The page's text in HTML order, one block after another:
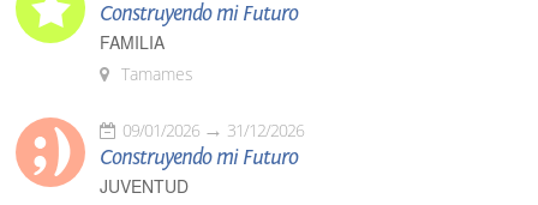
Construyendo mi Futuro
FAMILIA
Tamames
09/01/2026 31/12/2026
Construyendo mi Futuro
JUVENTUD